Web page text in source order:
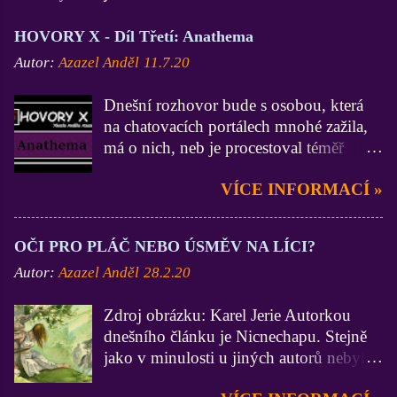
HOVORY X - Díl Třetí: Anathema
Autor: Azazel Anděl 11.7.20
Dnešní rozhovor bude s osobou, která
na chatovacích portálech mnohé zažila,
má o nich, neb je procestoval téměř
zkušenosti (zdatnější už jsem asi jen Já
na 3 portálech, Lidé.cz, BezvaChat.cz a
SuperPokec.cz. Krom toho, nejen na
Stálého správce. Dámy a pánové, mistr
Anathema. Ty jsi začínal na portálu
Lidé.cz a vím, že dodnes na něj nedáš
VÍCE INFORMACÍ »
OČI PRO PLÁČ NEBO ÚSMĚV NA LÍCI?
Autor: Azazel Anděl 28.2.20
Zdroj obrázku: Karel Jerie Autorkou
dnešního článku je Nicnechapu. Stejně
jako v minulosti u jiných autorů nebylo